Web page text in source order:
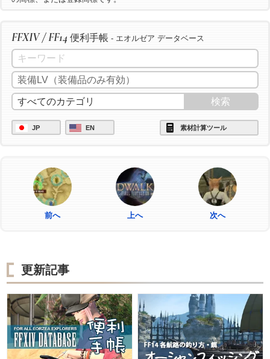
FFXIV / FF14 便利手帳 - エオルゼア データベース
JP EN 素材計算ツール
前へ 上へ 次へ
更新記事